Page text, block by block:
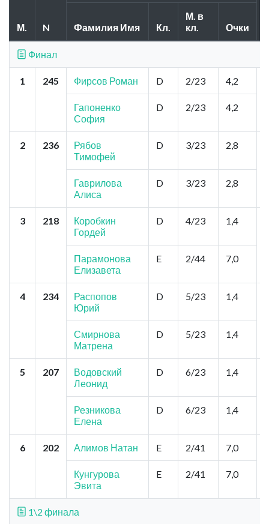
М. N Фамилия Имя Кл.
М. в
кл.
Очки
Финал
1 245 Фирсов Роман D 2/23 4,2
Гапоненко
София
D 2/23 4,2
2 236
Рябов
Тимофей
D 3/23 2,8
Гаврилова
Алиса
D 3/23 2,8
3 218
Коробкин
Гордей
D 4/23 1,4
Парамонова
Елизавета
E 2/44 7,0
4 234
Распопов
Юрий
D 5/23 1,4
Смирнова
Матрена
D 5/23 1,4
5 207
Водовский
Леонид
D 6/23 1,4
Резникова
Елена
D 6/23 1,4
6 202 Алимов Натан E 2/41 7,0
Кунгурова
Эвита
E 2/41 7,0
1\2 финала